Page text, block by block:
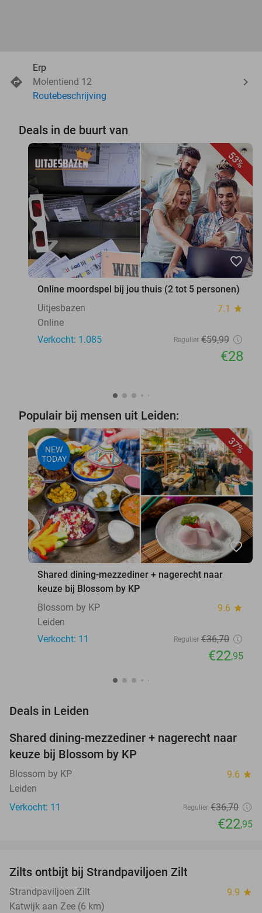
Erp
Molentiend 12
Routebeschrijving
Deals in de buurt van
53%
favorite_border
Online moordspel bij jou thuis (2 tot 5 personen)
Uitjesbazen
7.1 star
Online
Verkocht: 1.085
Regulier €59,99
€28
Populair bij mensen uit Leiden:
37%
NEW
TODAY
favorite_border
Shared dining-mezzediner + nagerecht naar
keuze bij Blossom by KP
Blossom by KP
9.6 star
Leiden
Verkocht: 11
Regulier €36,70
€22,95
Deals in Leiden
37%
TODAY
Shared dining-mezzediner + nagerecht naar
keuze bij Blossom by KP
Blossom by KP 9.6 star
Leiden
Verkocht: 11
Regulier €36,70
€22,95
Zilts ontbijt bij Strandpaviljoen Zilt
Strandpaviljoen Zilt 9.9 star
Katwijk aan Zee (6 km)